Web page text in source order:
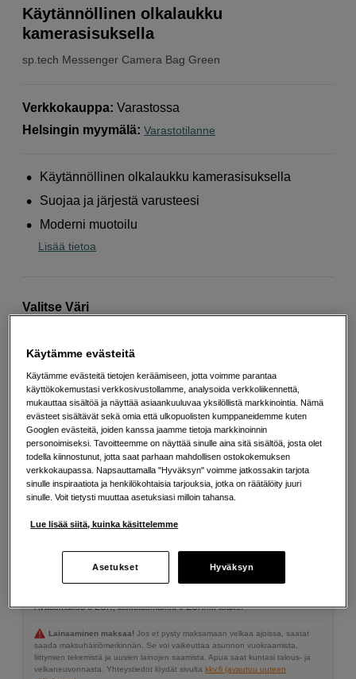
sp.tech Messenger Camera Bag Green
Käytännöllinen olkalaukku
kamerasisuksella
Verkkokauppa: Varastossa
Helsingin myymälä: Varastotilanne
Käytännöllinen olkalaukku kamerasisuksella
Suojaa ja järjestä varusteesi
Moderni muotoilu
Lisää tietoa
Valitse Väri
Musta Vihreä
129 EUR
Määrä
Lisää ostoskoriin
Avausmaksu 5 EUR, laskutusmaksu 0 EUR/kk lisäksi
Lainaaminen maksaa! Jos et pysty maksamaan velkaa ajoissa, saatat
saada maksuhäiriömerkinnän. Se voi vaikeuttaa asunnon vuokraamista,
liittymien tekemistä ja uusien lainojen saamista. Apua saat kuntasi talous- ja
velkaneuvonnasta. Yhteystiedot löydät sivulta kkv.fi (avautuu uuteen
Käytämme evästeitä
Käytämme evästeitä tietojen keräämiseen, jotta voimme parantaa
käyttökokemustasi verkkosivustollamme, analysoida verkkoliikennettä,
mukauttaa sisältöä ja näyttää asiaankuuluvaa yksilöllistä markkinointia. Nämä
evästeet sisältävät sekä omia että ulkopuolisten kumppaneidemme kuten
Googlen evästeitä, joiden kanssa jaamme tietoja markkinoinnin
personoimiseksi. Tavoitteemme on näyttää sinulle aina sitä sisältöä, josta olet
todella kiinnostunut, jotta saat parhaan mahdollisen ostokokemuksen
verkkokaupassa. Napsauttamalla "Hyväksyn" voimme jatkossakin tarjota
sinulle inspiraatiota ja henkilökohtaisia tarjouksia, jotka on räätälöity juuri
sinulle. Voit tietysti muuttaa asetuksiasi milloin tahansa.
Lue lisää siitä, kuinka käsittelemme
Asetukset Hyväksyn